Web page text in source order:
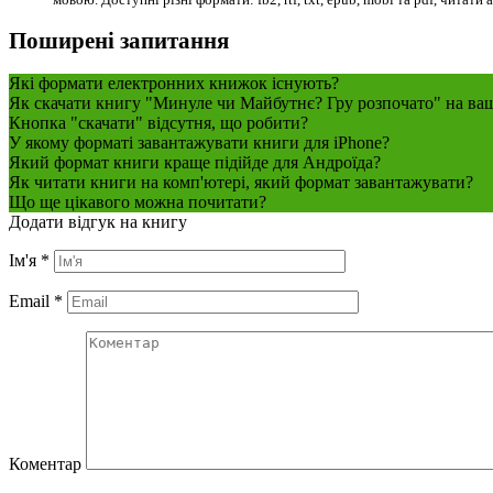
Поширені запитання
Які формати електронних книжок існують?
Як скачати книгу "Минуле чи Майбутнє? Гру розпочато" на
Кнопка "скачати" відсутня, що робити?
У якому форматі завантажувати книги для iPhone?
Який формат книги краще підійде для Андроїда?
Як читати книги на комп'ютері, який формат завантажувати?
Що ще цікавого можна почитати?
Додати відгук на книгу
Ім'я *
Email *
Коментар